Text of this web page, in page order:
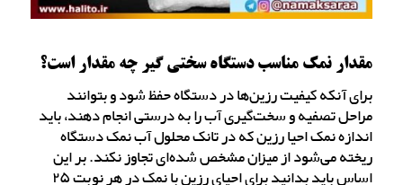
مقدار نمک مناسب دستگاه سختی گیر چه مقدار است؟
برای آنکه کیفیت رزین‌ها در دستگاه حفظ شود و بتوانند
مراحل تصفیه و سخت‌گیری آب را به درستی انجام دهند، باید
اندازه نمک احیا رزین که در تانک محلول آب نمک دستگاه
ریخته می‌شود از میزان مشخص شده‌ای تجاوز نکند. بر این
اساس باید بدانید برای احیای رزین با نمک در هر نوبت ۲۵